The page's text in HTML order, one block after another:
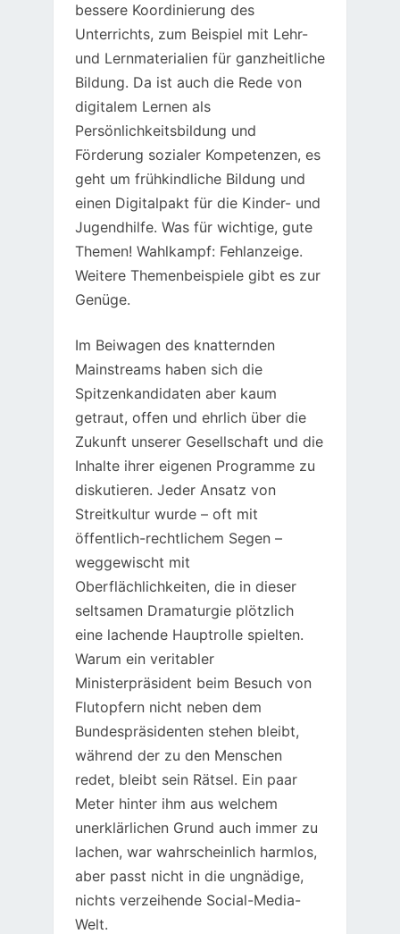
bessere Koordinierung des
Unterrichts, zum Beispiel mit Lehr-
und Lernmaterialien für ganzheitliche
Bildung. Da ist auch die Rede von
digitalem Lernen als
Persönlichkeitsbildung und
Förderung sozialer Kompetenzen, es
geht um frühkindliche Bildung und
einen Digitalpakt für die Kinder- und
Jugendhilfe. Was für wichtige, gute
Themen! Wahlkampf: Fehlanzeige.
Weitere Themenbeispiele gibt es zur
Genüge.
Im Beiwagen des knatternden
Mainstreams haben sich die
Spitzenkandidaten aber kaum
getraut, offen und ehrlich über die
Zukunft unserer Gesellschaft und die
Inhalte ihrer eigenen Programme zu
diskutieren. Jeder Ansatz von
Streitkultur wurde – oft mit
öffentlich-rechtlichem Segen –
weggewischt mit
Oberflächlichkeiten, die in dieser
seltsamen Dramaturgie plötzlich
eine lachende Hauptrolle spielten.
Warum ein veritabler
Ministerpräsident beim Besuch von
Flutopfern nicht neben dem
Bundespräsidenten stehen bleibt,
während der zu den Menschen
redet, bleibt sein Rätsel. Ein paar
Meter hinter ihm aus welchem
unerklärlichen Grund auch immer zu
lachen, war wahrscheinlich harmlos,
aber passt nicht in die ungnädige,
nichts verzeihende Social-Media-
Welt.